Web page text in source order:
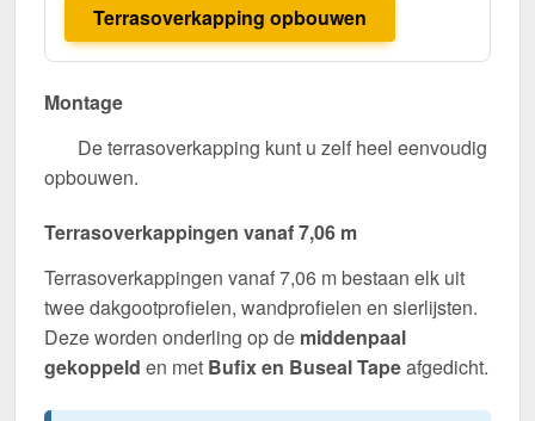
Terrasoverkapping opbouwen
Montage
De terrasoverkapping kunt u zelf heel eenvoudig
opbouwen.
Terrasoverkappingen vanaf 7,06 m
Terrasoverkappingen vanaf 7,06 m bestaan elk uit
twee dakgootprofielen, wandprofielen en sierlijsten.
Deze worden onderling op de middenpaal
gekoppeld en met Bufix en Buseal Tapeafgedicht.